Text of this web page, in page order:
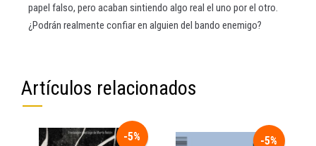
papel falso, pero acaban sintiendo algo real el uno por el otro.
¿Podrán realmente confiar en alguien del bando enemigo?
Artículos relacionados
-5% -5%